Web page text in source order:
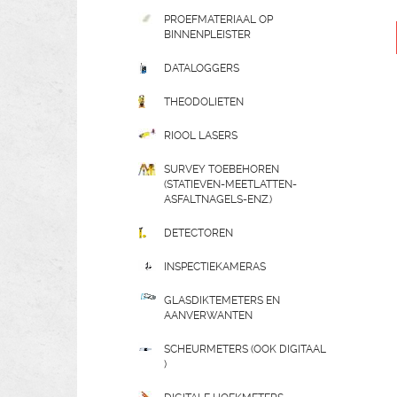
PROEFMATERIAAL OP
BINNENPLEISTER
DATALOGGERS
THEODOLIETEN
RIOOL LASERS
SURVEY TOEBEHOREN
(STATIEVEN-MEETLATTEN-
ASFALTNAGELS-ENZ.)
DETECTOREN
INSPECTIEKAMERAS
GLASDIKTEMETERS EN
AANVERWANTEN
SCHEURMETERS (OOK DIGITAAL
)